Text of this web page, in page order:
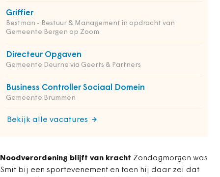
Griffier
Bestman - Bestuur & Management in opdracht van
Gemeente Bergen op Zoom
Directeur Opgaven
Gemeente Deurne via Geerts & Partners
Business Controller Sociaal Domein
Gemeente Brummen
Bekijk alle vacatures
Noodverordening blijft van kracht Zondagmorgen was
Smit bij een sportevenement en toen hij daar zei dat